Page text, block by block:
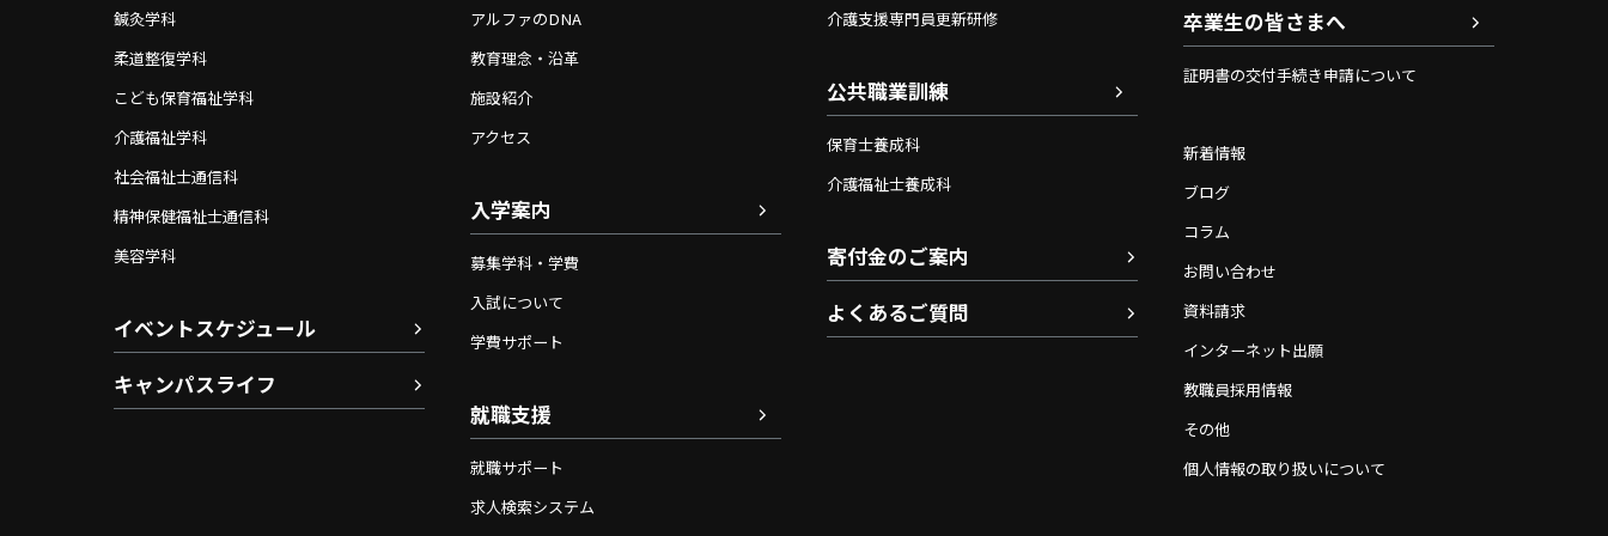
鍼灸学科
柔道整復学科
こども保育福祉学科
介護福祉学科
社会福祉士通信科
精神保健福祉士通信科
美容学科
イベントスケジュール
キャンパスライフ
アルファのDNA
教育理念・沿革
施設紹介
アクセス
入学案内
募集学科・学費
入試について
学費サポート
就職支援
就職サポート
求人検索システム
介護支援専門員更新研修
公共職業訓練
保育士養成科
介護福祉士養成科
寄付金のご案内
よくあるご質問
卒業生の皆さまへ
証明書の交付手続き申請について
新着情報
ブログ
コラム
お問い合わせ
資料請求
インターネット出願
教職員採用情報
その他
個人情報の取り扱いについて